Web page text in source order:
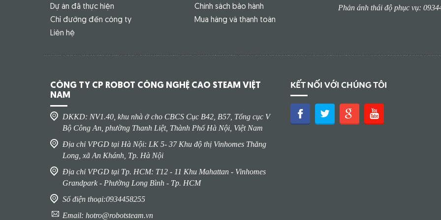
Dự án đã thực hiện
Chỉ đường đến công ty
Liên hệ
Chính sách bảo hành
Mua hàng và thanh toán
Phản ánh thái độ phục vụ:
CÔNG TY CP ROBOT CÔNG NGHỆ CAO STEAM VIỆT
NAM
DKKD: NV1.40, khu nhà ở cho CBCS Cục B42, B57, Tổng cục V
Bộ Công An, phường Thanh Liệt, Thành Phố Hà Nội, Việt Nam
Địa chỉ VPGD tại Hà Nội: LK 5- 37 Khu độ thị Vinhomes Thăng
Long, xã An Khánh, Tp. Hà Nội
Địa chỉ VPGD tại Tp. HCM: T12 - 11 Khu Mahattan - Vinhomes
Grandpark - Phường Long Bình - Tp. HCM
Số điện thoại:0934458255
Email: hotro@robotsteam.vn
KẾT NỐI VỚI CHÚNG TÔI